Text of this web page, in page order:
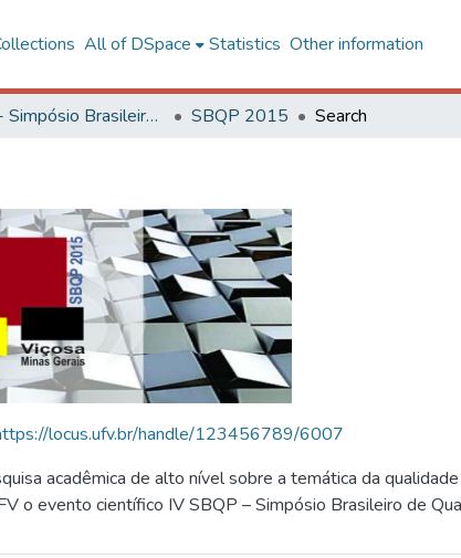
All of DSpace Statistics Other information
SBQP - Simpósio Brasileiro de Qualidade do Projeto no Ambiente Construído SBQP 2015 Search
locus.ufv.br/handle/123456789/6007
acadêmica de alto nível sobre a temática da
o evento científico IV SBQP – Simpósio Brasileiro de